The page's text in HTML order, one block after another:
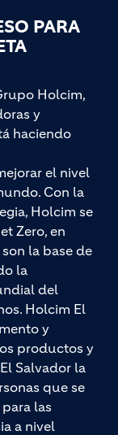
PARA
Holcim,
y
haciendo
el nivel
Con la
Holcim se
Zero, en
la base de
la
del
Holcim El
y
productos y
Salvador la
que se
las
a nivel